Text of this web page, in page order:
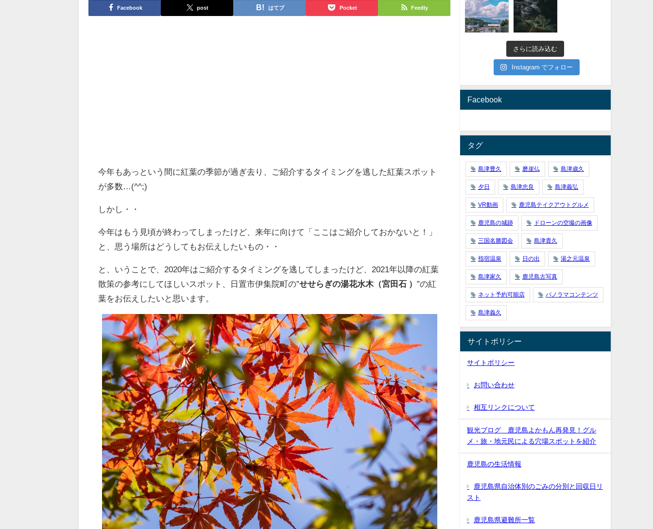
Facebook post はてブ Pocket Feedly
今年もあっという間に紅葉の季節が過ぎ去り、ご紹介するタイミングを逃した紅葉スポット
が多数…(^^;)
しかし・・
今年はもう見頃が終わってしまったけど、来年に向けて「ここはご紹介しておかないと！」
と、思う場所はどうしてもお伝えしたいもの・・
と、いうことで、2020年はご紹介するタイミングを逃してしまったけど、2021年以降の紅葉
散策の参考にしてほしいスポット、日置市伊集院町の”せせらぎの湯花水木（宮田石 ）”の紅
葉をお伝えしたいと思います。
さらに読み込む
Instagram でフォロー
Facebook
タグ
島津豊久 磨崖仏 島津歳久
夕日 島津忠良 島津義弘
VR動画 鹿児島テイクアウトグルメ
鹿児島の城跡 ドローンの空撮の画像
三国名勝図会 島津貴久
指宿温泉 日の出 湯之元温泉
島津家久 鹿児島古写真
ネット予約可能店 パノラマコンテンツ
島津義久
サイトポリシー
サイトポリシー
お問い合わせ
相互リンクについて
観光ブログ 鹿児島よかもん再発見！グル
メ・旅・地元民による穴場スポットを紹介
鹿児島の生活情報
鹿児島県自治体別のごみの分別と回収日リ
スト
鹿児島県避難所一覧